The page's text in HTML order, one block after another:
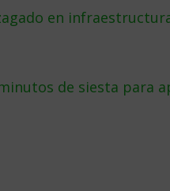
en
de siesta para